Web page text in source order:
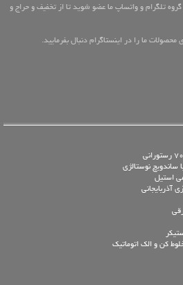
تلگرام و واتساپ ما عضو شوید تا از تخفیف و حراج و
ما را در اینستاگرام دنبال بفرمایید.
ساندویچ نوستالژی
استیل
آذربایجانی
کن و الک اتوماتیک